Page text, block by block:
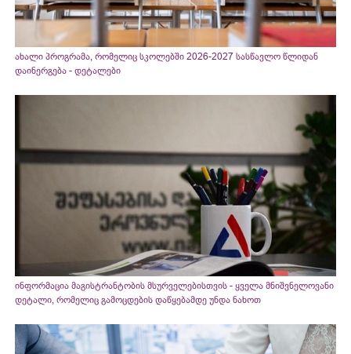
ახალი პროგრამა, რომელიც სკოლებში 2026-2027 სასწავლო წლიდან
დაინერგება - დეტალები
ინფორმაცია მაგისტრანტობის მსურველებისთვის - ყველა მნიშვნელოვანი
დეტალი, რომელიც გამოცდების დაწყებამდე უნდა ნახოთ